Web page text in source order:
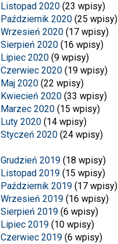
Listopad 2020 (23 wpisy)
Październik 2020 (25 wpisy)
Wrzesień 2020 (17 wpisy)
Sierpień 2020 (16 wpisy)
Lipiec 2020 (9 wpisy)
Czerwiec 2020 (19 wpisy)
Maj 2020 (22 wpisy)
Kwiecień 2020 (33 wpisy)
Marzec 2020 (15 wpisy)
Luty 2020 (14 wpisy)
Styczeń 2020 (24 wpisy)
Grudzień 2019 (18 wpisy)
Listopad 2019 (15 wpisy)
Październik 2019 (17 wpisy)
Wrzesień 2019 (16 wpisy)
Sierpień 2019 (6 wpisy)
Lipiec 2019 (10 wpisy)
Czerwiec 2019 (6 wpisy)